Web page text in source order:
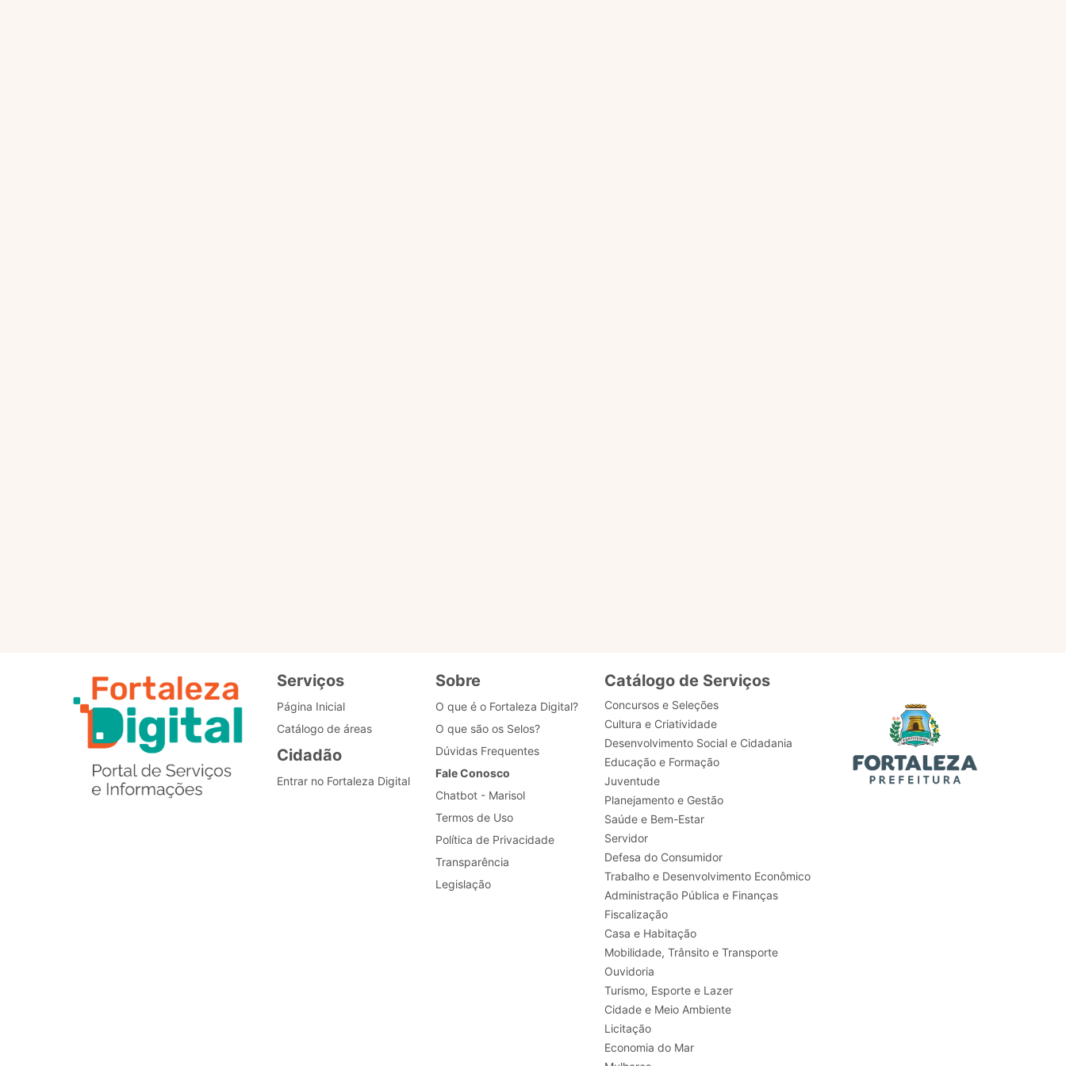
Serviços
Página Inicial
Catálogo de áreas
Cidadão
Entrar no Fortaleza Digital
Sobre
O que é o Fortaleza Digital?
O que são os Selos?
Dúvidas Frequentes
Fale Conosco
Chatbot - Marisol
Termos de Uso
Política de Privacidade
Transparência
Legislação
Catálogo de Serviços
Concursos e Seleções
Cultura e Criatividade
Desenvolvimento Social e Cidadania
Educação e Formação
Juventude
Planejamento e Gestão
Saúde e Bem-Estar
Servidor
Defesa do Consumidor
Trabalho e Desenvolvimento Econômico
Administração Pública e Finanças
Fiscalização
Casa e Habitação
Mobilidade, Trânsito e Transporte
Ouvidoria
Turismo, Esporte e Lazer
Cidade e Meio Ambiente
Licitação
Economia do Mar